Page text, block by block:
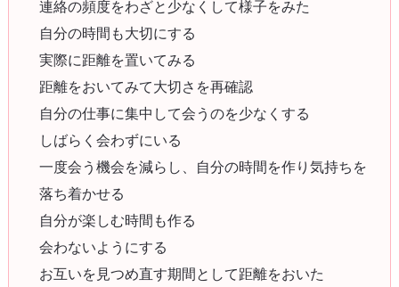
連絡の頻度をわざと少なくして様子をみた
自分の時間も大切にする
実際に距離を置いてみる
距離をおいてみて大切さを再確認
自分の仕事に集中して会うのを少なくする
しばらく会わずにいる
一度会う機会を減らし、自分の時間を作り気持ちを
落ち着かせる
自分が楽しむ時間も作る
会わないようにする
お互いを見つめ直す期間として距離をおいた